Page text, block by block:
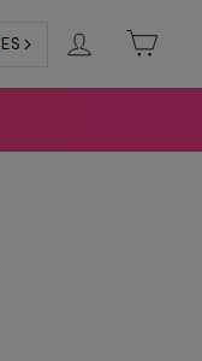
ES Ingresar